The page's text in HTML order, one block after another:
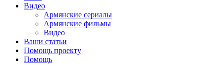
Видео
Армянские сериалы
Армянские фильмы
Видео
Ваши статьи
Помощь проекту
Помощь